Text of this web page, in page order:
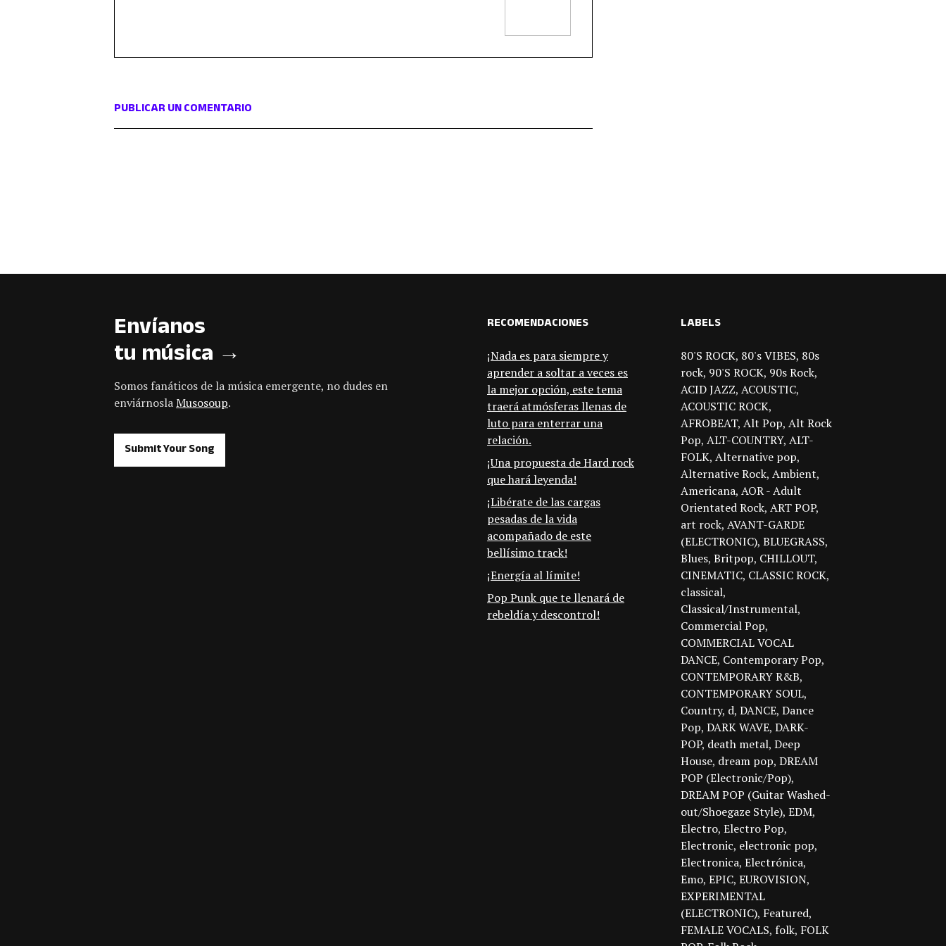
PUBLICAR UN COMENTARIO
Envíanos
tu música →
Somos fanáticos de la música emergente, no dudes en
enviárnoslaMusosoup.
Submit Your Song
RECOMENDACIONES
¡Nada es para siempre y
aprender a soltar a veces es
la mejor opción, este tema
traerá atmósferas llenas de
luto para enterrar una
relación.
¡Una propuesta de Hard rock
que hará leyenda!
¡Libérate de las cargas
pesadas de la vida
acompañado de este
bellísimo track!
¡Energía al límite!
Pop Punk que te llenará de
rebeldía y descontrol!
LABELS
80'S ROCK 80's VIBES 80s
rock 90'S ROCK 90s Rock
ACID JAZZ ACOUSTIC
ACOUSTIC ROCK
AFROBEAT Alt Pop Alt Rock
Pop ALT-COUNTRY ALT-
FOLK Alternative pop
Alternative Rock Ambient
Americana AOR - Adult
Orientated Rock ART POP
art rock AVANT-GARDE
(ELECTRONIC) BLUEGRASS
Blues Britpop CHILLOUT
CINEMATIC CLASSIC ROCK
classical
Classical/Instrumental
Commercial Pop
COMMERCIAL VOCAL
DANCE Contemporary Pop
CONTEMPORARY R&B
CONTEMPORARY SOUL
Country d DANCE Dance
Pop DARK WAVE DARK-
POP death metal Deep
House dream pop DREAM
POP (Electronic/Pop)
DREAM POP (Guitar Washed-
out/Shoegaze Style) EDM
Electro Electro Pop
Electronic electronic pop
Electronica Electrónica
Emo EPIC EUROVISION
EXPERIMENTAL
(ELECTRONIC) Featured
FEMALE VOCALS folk FOLK